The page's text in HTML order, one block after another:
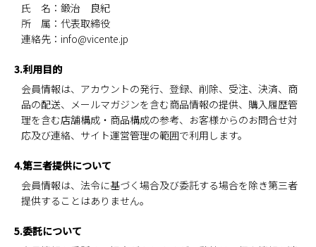
氏 名：鍛治 良紀
所 属：代表取締役
連絡先：info@vicente.jp
3.利用目的
会員情報は、アカウントの発行、登録、削除、受注、決済、商
品の配送、メールマガジンを含む商品情報の提供、購入履歴管
理を含む店舗構成・商品構成の参考、お客様からのお問合せ対
応及び連絡、サイト運営管理の範囲で利用します。
4.第三者提供について
会員情報は、法令に基づく場合及び委託する場合を除き第三者
提供することはありません。
5.委託について